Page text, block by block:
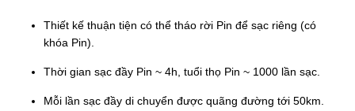
Thiết kế thuận tiện có thể tháo rời Pin để sạc riêng (có
khóa Pin).
Thời gian sạc đầy Pin ~ 4h, tuổi thọ Pin ~ 1000 lần sạc.
Mỗi lần sạc đầy di chuyển được quãng đường tới 50km.